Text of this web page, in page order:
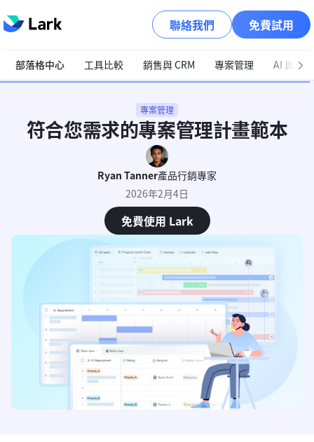
聯絡我們 免費試用
部落格中心 工具比較 銷售與 CRM 專案管理 AI 與自
專案管理
符合您需求的專案管理計畫範本
Ryan Tanner產品行銷專家
2026年2月4日
免費使用 Lark
什麼是專案管理計畫範本？